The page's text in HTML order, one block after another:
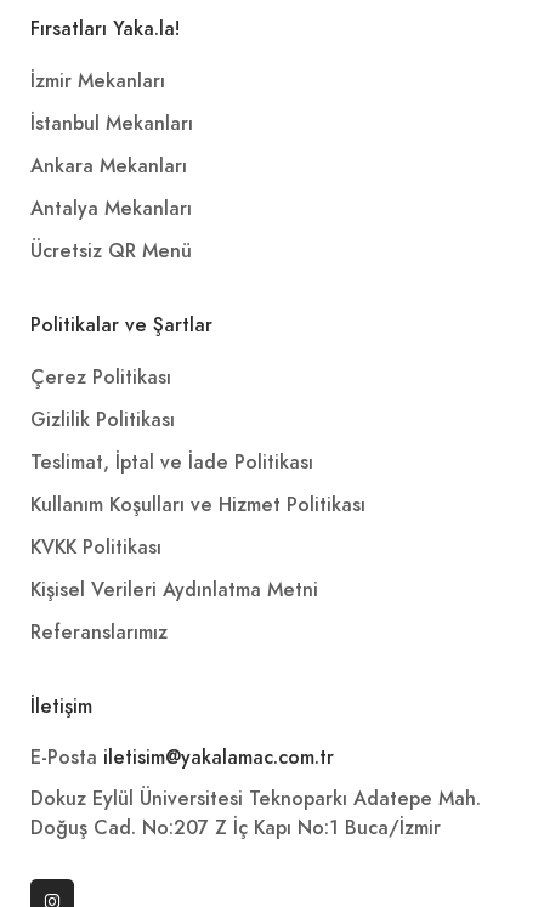
Fırsatları Yaka.la!
İzmir Mekanları
İstanbul Mekanları
Ankara Mekanları
Antalya Mekanları
Ücretsiz QR Menü
Politikalar ve Şartlar
Çerez Politikası
Gizlilik Politikası
Teslimat, İptal ve İade Politikası
Kullanım Koşulları ve Hizmet Politikası
KVKK Politikası
Kişisel Verileri Aydınlatma Metni
Referanslarımız
İletişim
E-Posta iletisim@yakalamac.com.tr
Dokuz Eylül Üniversitesi Teknoparkı Adatepe Mah.
Doğuş Cad. No:207 Z İç Kapı No:1 Buca/İzmir